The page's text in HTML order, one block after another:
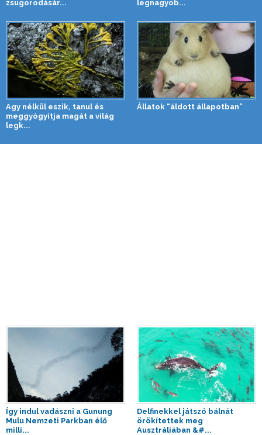
zsugorodásár... legnagyob...
Agy nélkül eszik, tanul és
meggyógyítja magát a világ
legk...
Állatok “áldott állapotban”
Így indul vadászni a Gunung
Mulu Nemzeti Parkban élő
milli...
Delfinekkel játszó bálnát
örökítettek meg
Ausztráliában &#...